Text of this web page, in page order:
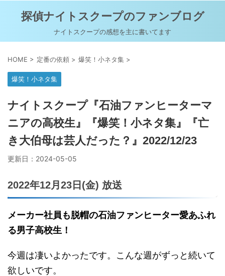
探偵ナイトスクープのファンブログ
ナイトスクープの感想を主に書いてます
HOME > 定番の依頼 > 爆笑！小ネタ集 >
爆笑！小ネタ集
ナイトスクープ『石油ファンヒーターマ
ニアの高校生』『爆笑！小ネタ集』『亡
き大伯母は芸人だった？』2022/12/23
更新日： 2024-05-05
2022年12月23日(金) 放送
メーカー社員も脱帽の石油ファンヒーター愛あふれ
る男子高校生！
今週は凄いよかったです。こんな週がずっと続いて
欲しいです。